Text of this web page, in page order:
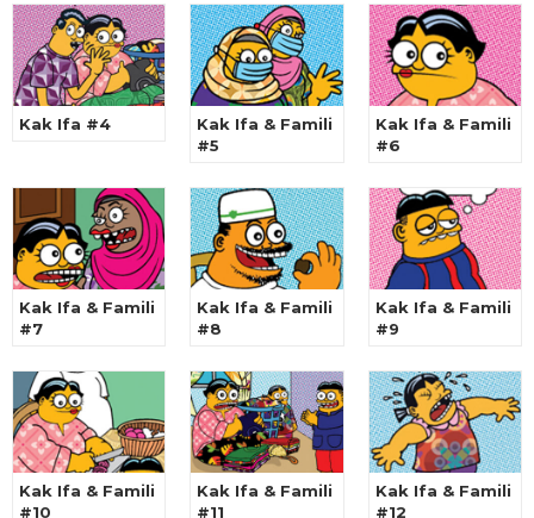
Kak Ifa #4
Kak Ifa & Famili
#5
Kak Ifa & Famili
#6
Kak Ifa & Famili
#7
Kak Ifa & Famili
#8
Kak Ifa & Famili
#9
Kak Ifa & Famili
#10
Kak Ifa & Famili
#11
Kak Ifa & Famili
#12